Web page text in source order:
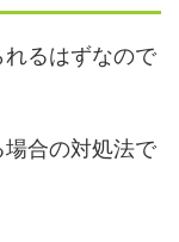
るはずなので
合の対処法で